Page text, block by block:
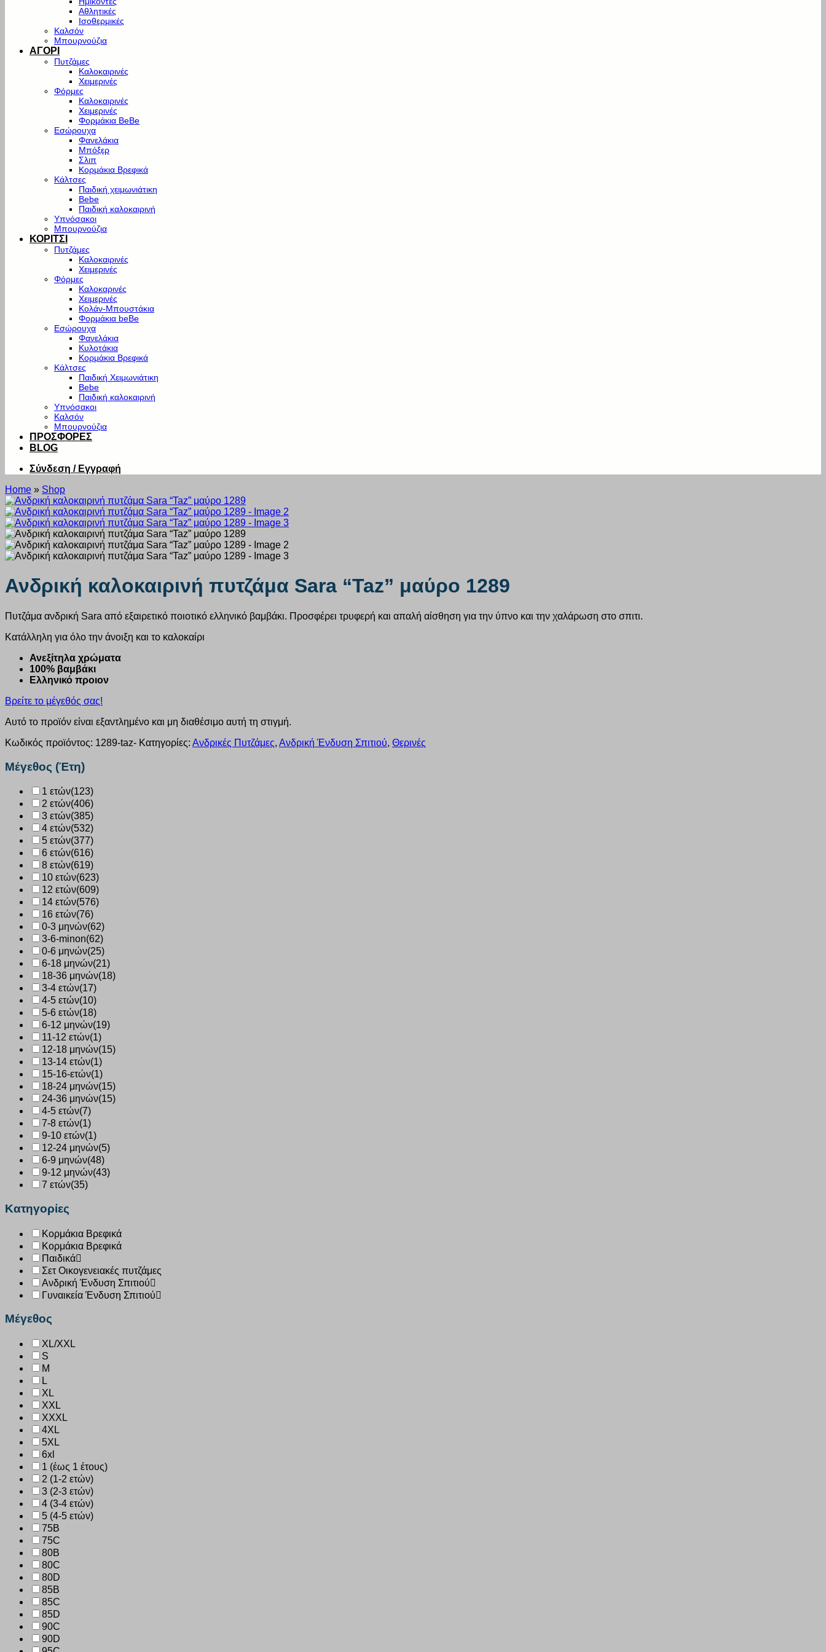
Αθλητικές
Ισοθερμικές
Καλσόν
Μπουρνούζια
ΑΓΟΡΙ
Πυτζάμες
Καλοκαιρινές
Χειμερινές
Φόρμες
Καλοκαιρινές
Χειμερινές
Φορμάκια BeBe
Εσώρουχα
Φανελάκια
Μπόξερ
Σλιπ
Κορμάκια Βρεφικά
Κάλτσες
Παιδική χειμωνιάτικη
Bebe
Παιδική καλοκαιρινή
Υπνόσακοι
Μπουρνούζια
ΚΟΡΙΤΣΙ
Πυτζάμες
Καλοκαιρινές
Χειμερινές
Φόρμες
Καλοκαρινές
Χειμερινές
Κολάν-Μπουστάκια
Φορμάκια beBe
Εσώρουχα
Φανελάκια
Κυλοτάκια
Κορμάκια Βρεφικά
Κάλτσες
Παιδική Χειμωνιάτικη
Bebe
Παιδική καλοκαιρινή
Υπνόσακοι
Καλσόν
Μπουρνούζια
ΠΡΟΣΦΟΡΕΣ
BLOG
Σύνδεση / Εγγραφή
Home » Shop
Ανδρική καλοκαιρινή πυτζάμα Sara “Taz” μαύρο 1289
Πυτζάμα ανδρική Sara από εξαιρετικό ποιοτικό ελληνικό βαμβάκι. Προσφέρει τρυφερή και απαλή αίσθηση για την ύπνο και την χαλάρωση στο σπιτι.
Κατάλληλη για όλο την άνοιξη και το καλοκαίρι
Ανεξίτηλα χρώματα
100% βαμβάκι
Ελληνικό προιον
Βρείτε το μέγεθός σας!
Αυτό το προϊόν είναι εξαντλημένο και μη διαθέσιμο αυτή τη στιγμή.
Κωδικός προϊόντος: 1289-taz- Κατηγορίες: Ανδρικές Πυτζάμες, Ανδρική Ένδυση Σπιτιού, Θερινές
Μέγεθος (Έτη)
1 ετών(123)
2 ετών(406)
3 ετών(385)
4 ετών(532)
5 ετών(377)
6 ετών(616)
8 ετών(619)
10 ετών(623)
12 ετών(609)
14 ετών(576)
16 ετών(76)
0-3 μηνών(62)
3-6-minon(62)
0-6 μηνών(25)
6-18 μηνών(21)
18-36 μηνών(18)
3-4 ετών(17)
4-5 ετών(10)
5-6 ετών(18)
6-12 μηνών(19)
11-12 ετών(1)
12-18 μηνών(15)
13-14 ετών(1)
15-16-ετών(1)
18-24 μηνών(15)
24-36 μηνών(15)
4-5 ετών(7)
7-8 ετών(1)
9-10 ετών(1)
12-24 μηνών(5)
6-9 μηνών(48)
9-12 μηνών(43)
7 ετών(35)
Κατηγορίες
Κορμάκια Βρεφικά
Κορμάκια Βρεφικά
Παιδικά
Σετ Οικογενειακές πυτζάμες
Ανδρική Ένδυση Σπιτιού
Γυναικεία Ένδυση Σπιτιού
Μέγεθος
XL/XXL
S
M
L
XL
XXL
XXXL
4XL
5XL
6xl
1 (έως 1 έτους)
2 (1-2 ετών)
3 (2-3 ετών)
4 (3-4 ετών)
5 (4-5 ετών)
75B
75C
80B
80C
80D
85B
85C
85D
90C
90D